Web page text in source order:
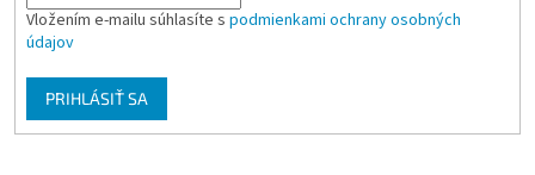
Vložením e-mailu súhlasíte s podmienkami ochrany osobných
údajov
PRIHLÁSIŤ SA